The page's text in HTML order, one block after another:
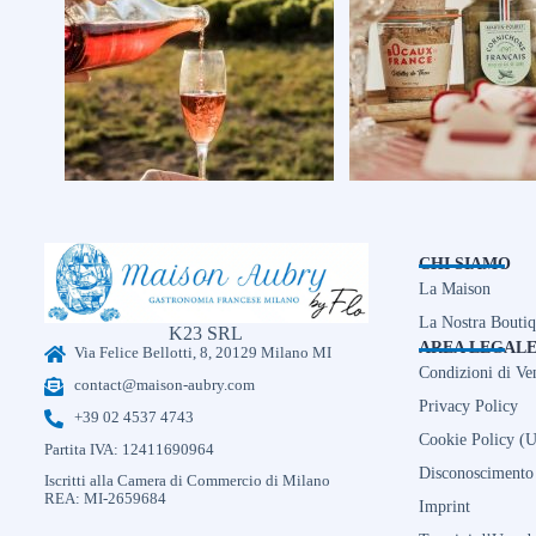
K23 SRL
Via Felice Bellotti, 8, 20129 Milano MI
contact@maison-aubry.com
+39 02 4537 4743
Partita IVA: 12411690964
Iscritti alla Camera di Commercio di Milano
REA: MI-2659684
CHI SIAMO
La Maison
La Nostra
AREA LEGALE
Condizioni di
Privacy Policy
Cookie Policy
Disconoscimento
Imprint